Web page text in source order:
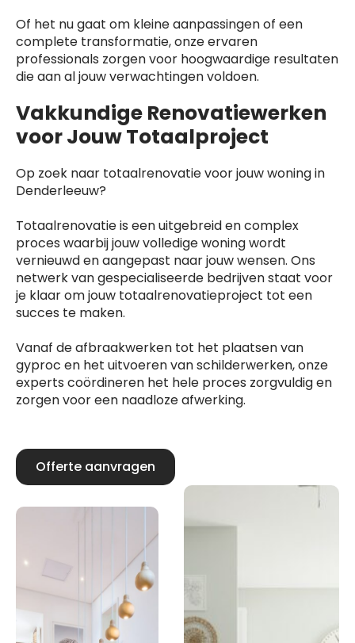
Of het nu gaat om kleine aanpassingen of een
complete transformatie, onze ervaren
professionals zorgen voor hoogwaardige resultaten
die aan al jouw verwachtingen voldoen.
Vakkundige Renovatiewerken
voor Jouw Totaalproject
Op zoek naar totaalrenovatie voor jouw woning in
Denderleeuw?
Totaalrenovatie is een uitgebreid en complex
proces waarbij jouw volledige woning wordt
vernieuwd en aangepast naar jouw wensen. Ons
netwerk van gespecialiseerde bedrijven staat voor
je klaar om jouw totaalrenovatieproject tot een
succes te maken.
Vanaf de afbraakwerken tot het plaatsen van
gyproc en het uitvoeren van schilderwerken, onze
experts coördineren het hele proces zorgvuldig en
zorgen voor een naadloze afwerking.
Offerte aanvragen